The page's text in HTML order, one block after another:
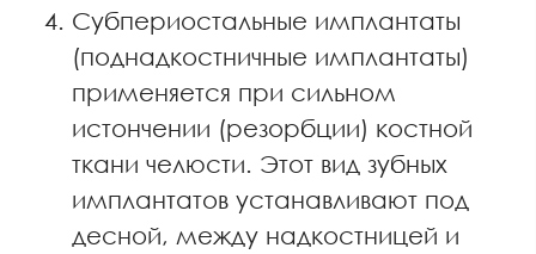
Cубпериостальные имплантаты
(поднадкостничные имплантаты)
применяется при сильном
истончении (резорбции) костной
ткани челюсти. Этот вид зубных
имплантатов устанавливают под
десной, между надкостницей и